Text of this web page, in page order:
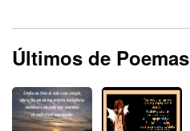
Últimos de Poemas